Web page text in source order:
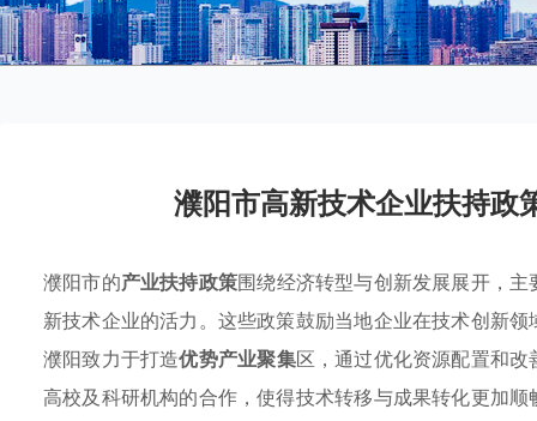
濮阳市高新技术企业扶持政
濮阳市的产业扶持政策围绕经济转型与创新发展展开，
新技术企业的活力。这些政策鼓励当地企业在技术创新
濮阳致力于打造优势产业聚集区，通过优化资源配置和
高校及科研机构的合作，使得技术转移与成果转化更加